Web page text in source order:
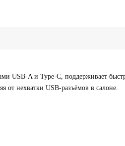
USB-A и Type-C, поддерживает
от нехватки USB-разъёмов в салоне.